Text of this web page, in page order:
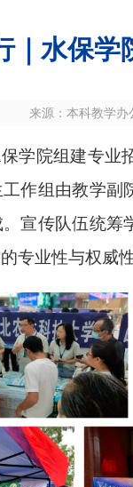
｜水保学
来源： 本科教学办
学院组建专业
作组由教学
宣传队伍统
专业性与权威